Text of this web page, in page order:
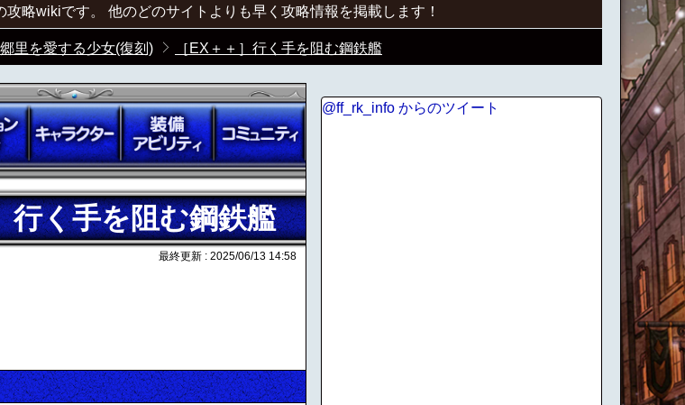
略wikiです。 他のどのサイトよりも早く攻略情報を掲載します！
郷里を愛する少女(復刻) ［EX＋＋］行く手を阻む鋼鉄艦
行く手を阻む鋼鉄艦
最終更新 : 2025/06/13 14:58
@ff_rk_info からのツイート